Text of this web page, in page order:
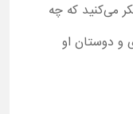
می‌کنید که چه
و دوستان او